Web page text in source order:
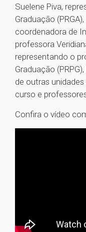
Suelene Piva,
Graduação
coordenadora de
professora
representando o
Graduação
de outras
curso e
Confira o vídeo